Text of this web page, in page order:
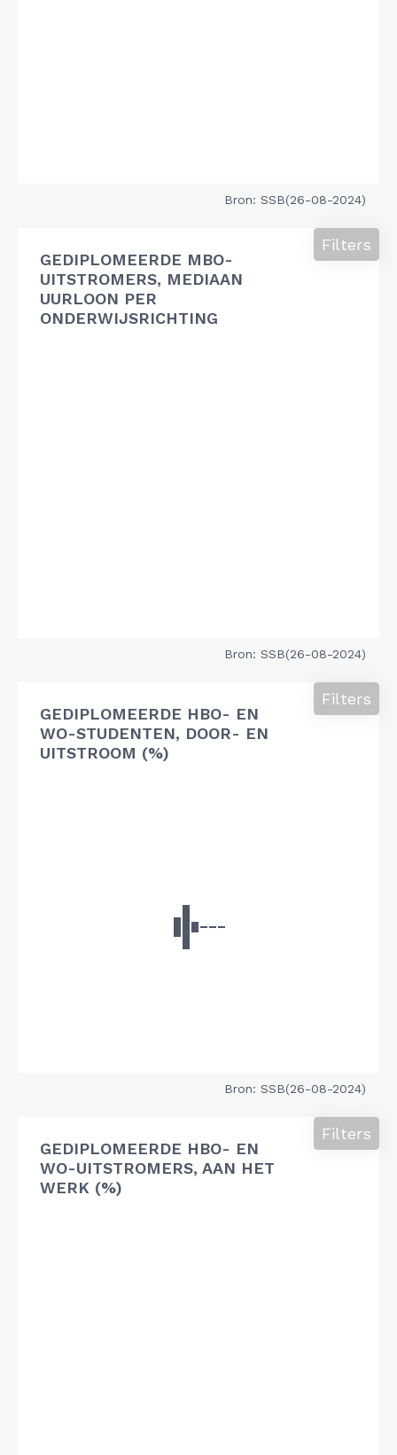
Bron: SSB(26-08-2024)
GEDIPLOMEERDE MBO-
UITSTROMERS, MEDIAAN
UURLOON PER
ONDERWIJSRICHTING
Filters
Bron: SSB(26-08-2024)
GEDIPLOMEERDE HBO- EN
WO-STUDENTEN, DOOR- EN
UITSTROOM (%)
Filters
Bron: SSB(26-08-2024)
GEDIPLOMEERDE HBO- EN
WO-UITSTROMERS, AAN HET
WERK (%)
Filters